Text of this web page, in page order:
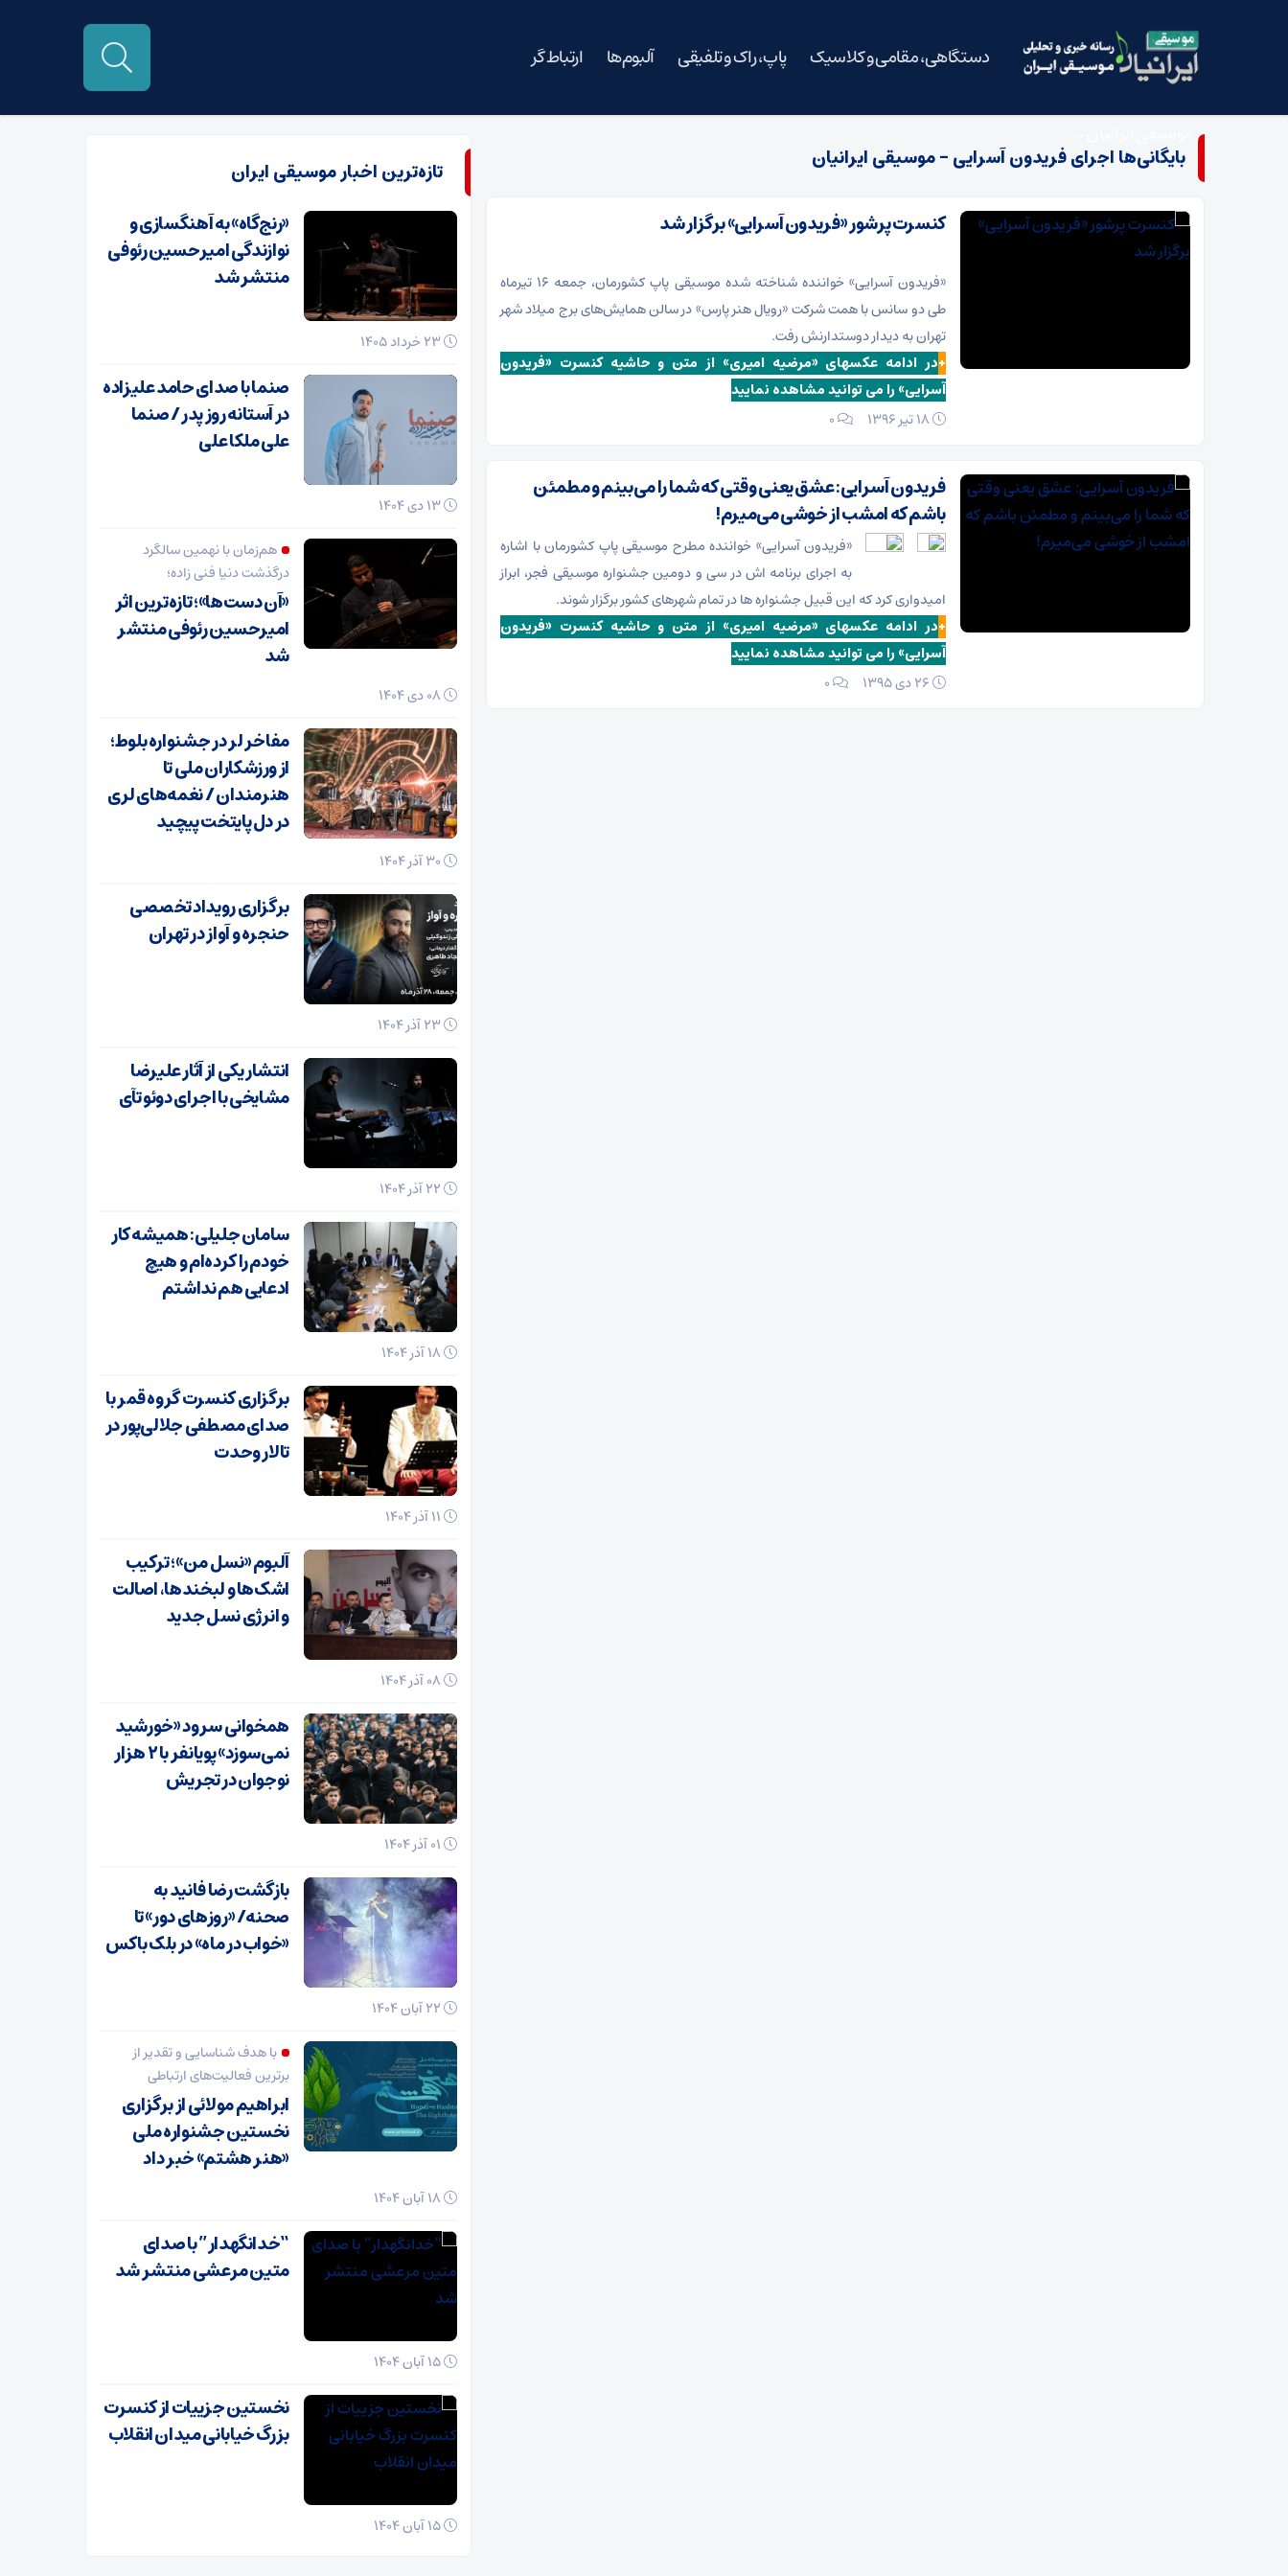
دستگاهی، مقامی و کلاسیک پاپ، راک و تلفیقی آلبوم‌ها ارتباط گر
بایگانی‌ها اجرای فریدون آسرایی - موسیقی ایرانیان
کنسرت پرشور «فریدون آسرایی» برگزار شد
«فریدون آسرایی» خواننده شناخته شده موسیقی پاپ کشورمان، جمعه ۱۶ تیرماه
طی دو سانس با همت شرکت «رویال هنر پارس» در سالن همایش‌های برج میلاد شهر
تهران به دیدار دوستدارنش رفت.
+در ادامه عکسهای «مرضیه امیری» از متن و حاشیه کنسرت «فریدون
آسرایی» را می توانید مشاهده نمایید
۰
فریدون آسرایی: عشق یعنی وقتی که شما را می‌بینم و مطمئن
باشم که امشب از خوشی می‌میرم!
«فریدون آسرایی» خواننده مطرح موسیقی پاپ کشورمان با اشاره
به اجرای برنامه اش در سی و دومین جشنواره موسیقی فجر، ابراز
امیدواری کرد که این قبیل جشنواره ها در تمام شهرهای کشور برگزار شوند.
+در ادامه عکسهای «مرضیه امیری» از متن و حاشیه کنسرت «فریدون
آسرایی» را می توانید مشاهده نمایید
۰
تازه‌ترین اخبار موسیقی ایران
«رنج‌گاه» به آهنگسازی و
نوازندگی امیرحسین رئوفی
منتشر شد
صنما با صدای حامد علیزاده
در آستانه روز پدر / صنما
علی ملکا علی
هم‌زمان با نهمین سالگرد
درگذشت دنیا فنی زاده؛
«آن دست‌ها»؛ تازه‌ترین اثر
امیرحسین رئوفی منتشر
شد
مفاخر لر در جشنواره بلوط؛
از ورزشکاران ملی تا
هنرمندان / نغمه‌های لری
در دل پایتخت پیچید
برگزاری رویداد تخصصی
حنجره و آواز در تهران
انتشار یکی از آثار علیرضا
مشایخی با اجرای دوئو تآی
سامان جلیلی: همیشه کار
خودم را کرده‌ام و هیچ
ادعایی هم نداشتم
برگزاری کنسرت گروه قمر با
صدای مصطفی جلالی‌پور در
تالار وحدت
آلبوم «نسل من»؛ ترکیب
اشک‌ها و لبخندها، اصالت
و انرژی نسل جدید
همخوانی سرود «خورشید
نمی‌سوزد» پویانفر با ۲ هزار
نوجوان در تجریش
بازگشت رضا فانید به
صحنه/ «روزهای دور» تا
«خواب در ماه» در بلک باکس
با هدف شناسایی و تقدیر از
برترین فعالیت‌های ارتباطی
ابراهیم مولائی از برگزاری
نخستین جشنواره ملی
«هنر هشتم» خبر داد
“خدانگهدار” با صدای
متین مرعشی منتشر شد
نخستین جزییات از کنسرت
بزرگ خیابانی میدان انقلاب